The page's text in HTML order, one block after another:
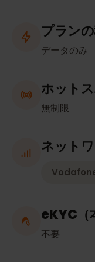
プラン
データのみ
ホット
無制限
ネット
eKYC（
不要